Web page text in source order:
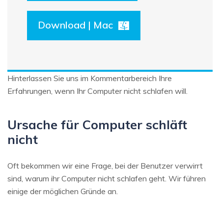
Download | Mac
Hinterlassen Sie uns im Kommentarbereich Ihre
Erfahrungen, wenn Ihr Computer nicht schlafen will.
Ursache für Computer schläft
nicht
Oft bekommen wir eine Frage, bei der Benutzer verwirrt
sind, warum ihr Computer nicht schlafen geht. Wir führen
einige der möglichen Gründe an.